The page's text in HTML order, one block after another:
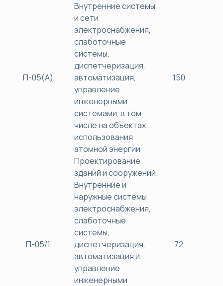
П-05(А)
Внутренние системы
и сети
электроснабжения,
слаботочные
системы,
диспетчеризация,
автоматизация,
управление
инженерными
системами, в том
числе на объектах
использования
атомной энергии
150
П-05/1
Проектирование
зданий и сооружений.
Внутренние и
наружные системы
электроснабжения,
слаботочные
системы,
диспетчеризация,
автоматизация и
управление
инженерными
72